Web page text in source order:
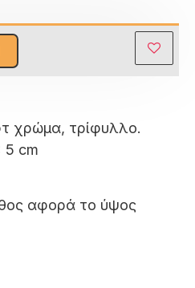
χρώμα, τρίφυλλο.
5 cm
αφορά το ύψος